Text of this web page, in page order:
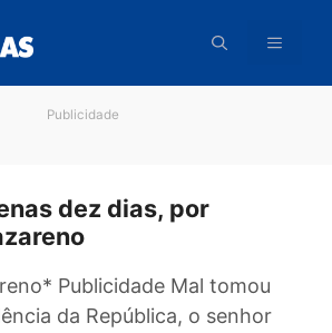
dez dias, por
Publicidade Mal tomou